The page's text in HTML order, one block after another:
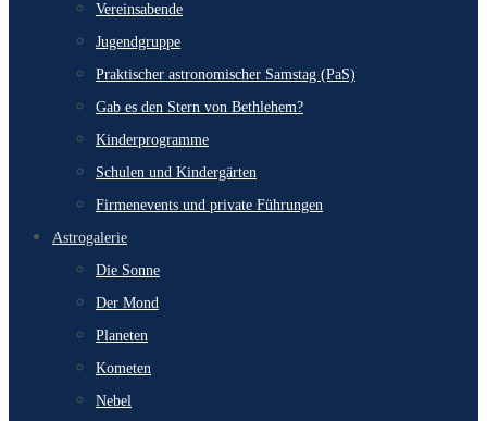
Vereinsabende
Jugendgruppe
Praktischer astronomischer Samstag (PaS)
Gab es den Stern von Bethlehem?
Kinderprogramme
Schulen und Kindergärten
Firmenevents und private Führungen
Astrogalerie
Die Sonne
Der Mond
Planeten
Kometen
Nebel